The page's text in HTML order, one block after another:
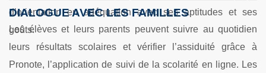
d’orientation en adéquation avec ses aptitudes et ses
goûts.
DIALOGUE AVEC LES FAMILLES
Les élèves et leurs parents peuvent suivre au quotidien
leurs résultats scolaires et vérifier l’assiduité grâce à
Pronote, l’application de suivi de la scolarité en ligne. Les